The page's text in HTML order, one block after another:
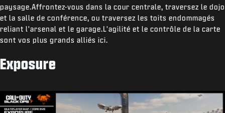
paysage.Affrontez-vous dans la cour centrale, traversez le dojo
et la salle de conférence, ou traversez les toits endommagés
reliant l'arsenal et le garage.L'agilité et le contrôle de la carte
sont vos plus grands alliés ici.
Exposure